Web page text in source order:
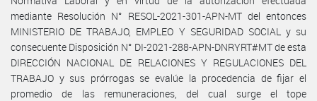
mediante Resolución N° RESOL-2021-301-APN-MT del entonces
MINISTERIO DE TRABAJO, EMPLEO Y SEGURIDAD SOCIAL y su
consecuente Disposición N° DI-2021-288-APN-DNRYRT#MT de esta
DIRECCIÓN NACIONAL DE RELACIONES Y REGULACIONES DEL
TRABAJO y sus prórrogas se evalúe la procedencia de fijar el
promedio de las remuneraciones, del cual surge el tope